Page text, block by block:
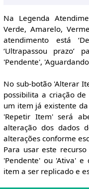
Na Legenda
Verde, Amarelo,
atendimento está
‘Ultrapassou
'Pendente',
No sub-botão 'Alterar
possibilita a criação
um item já existente
'Repetir Item' será
alteração dos dados
alterações conforme
Para usar este
'Pendente' ou 'Ativa' e
item a ser replicado e